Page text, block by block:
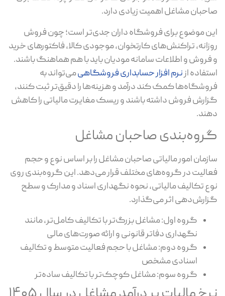
مشاغل اهمیت زیادی دارد.
موضوع برای فروشگاه‌ داران جدی‌تر است؛ چون فروش
تراکنش‌های کارتخوان، موجودی کالا، فاکتورهای خرید
و اطلاعات سامانه مودیان باید با هم هماهنگ باشند.
ازنرم افزار حسابداری فروشگاهیمی‌تواند به
کمک کند درآمد و هزینه‌ها را دقیق‌تر ثبت کنند،
فروش داشته باشند و ریسک مغایرت مالیاتی را کاهش
صاحبان مشاغل
امور مالیاتی صاحبان مشاغل را بر اساس نوع و حجم
در گروه‌های مختلف قرار می‌دهد. این گروه‌بندی روی
تکالیف مالیاتی، نحوه نگهداری اسناد و مدارک و سطح
اثر می‌گذارد.
گروه اول: مشاغل بزرگ‌تر با تکالیف کامل‌تر، مانند
نگهداری دفاتر قانونی و ارائه صورت‌های مالی
گروه دوم: مشاغل با حجم فعالیت متوسط و تکالیف
اسنادی مشخص
گروه سوم: مشاغل کوچک‌تر با تکالیف ساده‌تر